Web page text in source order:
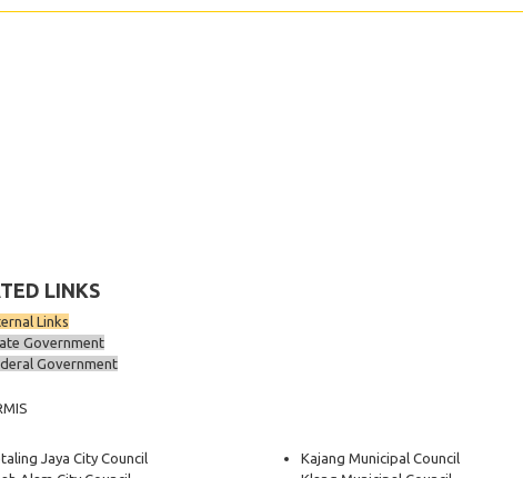
LINKS
Links
Government
Government
Jaya City Council
Kajang Municipal Council